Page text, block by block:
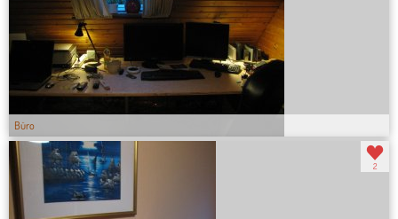
Büro
2